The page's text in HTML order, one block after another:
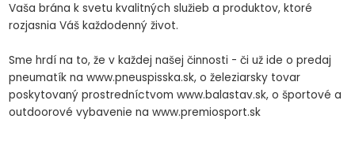
Vaša brána k svetu kvalitných služieb a produktov, ktoré
rozjasnia Váš každodenný život.
Sme hrdí na to, že v každej našej činnosti - či už ide o predaj
pneumatík na www.pneuspisska.sk, o železiarsky tovar
poskytovaný prostredníctvom www.balastav.sk, o športové a
outdoorové vybavenie na www.premiosport.sk